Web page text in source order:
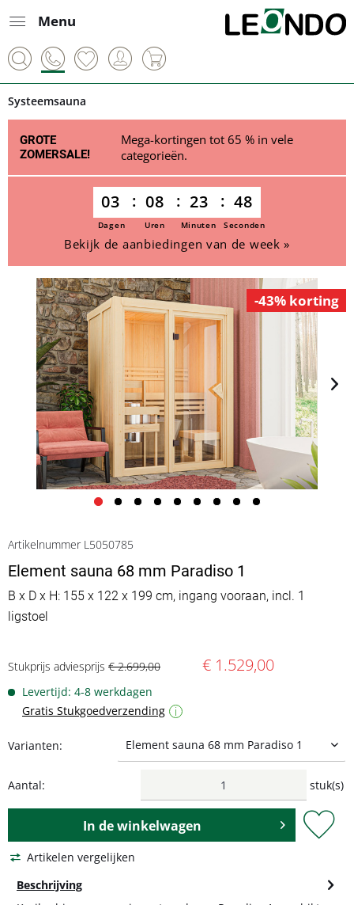
Menu
Systeemsauna
GROTE
ZOMERSALE!
Mega-kortingen tot 65 % in vele
categorieën.
03 08 23 48
Dagen Uren Minuten Seconden
Bekijk de aanbiedingen van de week »
-43% korting
Artikelnummer L5050785
Element sauna 68 mm Paradiso 1
B x D x H: 155 x 122 x 199 cm, ingang vooraan, incl. 1
ligstoel
Stukprijs adviesprijs € 2.699,00 € 1.529,00
Levertijd: 4-8 werkdagen
Gratis Stukgoedverzending
i
Varianten:
Aantal: stuk(s)
In dewinkelwagen
Artikelen vergelijken
Beschrijving